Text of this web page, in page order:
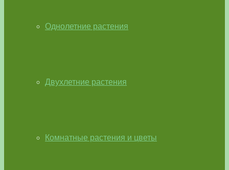
Однолетние растения
Двухлетние растения
Комнатные растения и цветы